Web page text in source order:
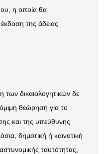
η οποία θα
της άδειας
δικαιολογητικών δε
θεώρηση για το
και της υπεύθυνης
δημοτική ή κοινοτική
ταυτότητας,